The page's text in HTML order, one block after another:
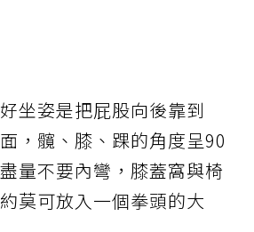
坐姿是把屁股向後靠到
，髖、膝、踝的角度呈90
量不要內彎，膝蓋窩與椅
莫可放入一個拳頭的大